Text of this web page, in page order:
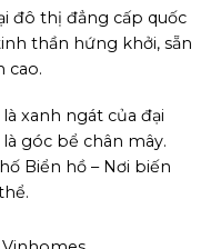
đô thị đẳng cấp quốc
thần hứng khởi, sẵn
cao.
xanh ngát của đại
góc bể chân mây.
Biển hồ – Nơi biến